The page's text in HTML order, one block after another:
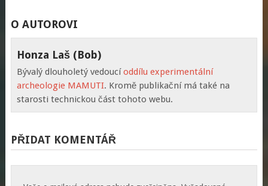
O AUTOROVI
Honza Laš (Bob)
Bývalý dlouholetý vedoucíoddílu experimentální
archeologie MAMUTI. Kromě publikační má také na
starosti technickou část tohoto webu.
PŘIDAT KOMENTÁŘ